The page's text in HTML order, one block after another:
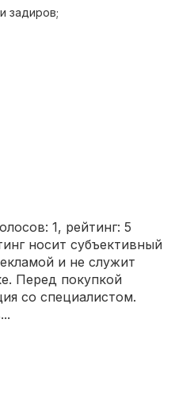
задиров;
1, рейтинг: 5
носит субъективный
и не служит
Перед покупкой
со специалистом.